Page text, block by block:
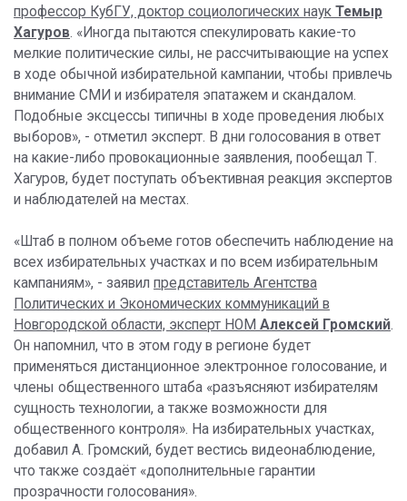
профессор КубГУ, доктор социологических наук Темыр
Хагуров. «Иногда пытаются спекулировать какие-то
мелкие политические силы, не рассчитывающие на успех
в ходе обычной избирательной кампании, чтобы привлечь
внимание СМИ и избирателя эпатажем и скандалом.
Подобные эксцессы типичны в ходе проведения любых
выборов», - отметил эксперт. В дни голосования в ответ
на какие-либо провокационные заявления, пообещал Т.
Хагуров, будет поступать объективная реакция экспертов
и наблюдателей на местах.
«Штаб в полном объеме готов обеспечить наблюдение на
всех избирательных участках и по всем избирательным
кампаниям», - заявил представитель Агентства
Политических и Экономических коммуникаций в
Новгородской области, эксперт НОМ Алексей Громский.
Он напомнил, что в этом году в регионе будет
применяться дистанционное электронное голосование, и
члены общественного штаба «разъясняют избирателям
сущность технологии, а также возможности для
общественного контроля». На избирательных участках,
добавил А. Громский, будет вестись видеонаблюдение,
что также создаёт «дополнительные гарантии
прозрачности голосования».